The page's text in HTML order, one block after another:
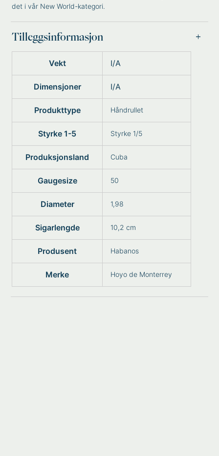
det i vår New World-kategori.
Tilleggsinformasjon
Vekt I/A
Dimensjoner I/A
Produkttype Håndrullet
Styrke 1-5 Styrke 1/5
Produksjonsland Cuba
Gaugesize 50
Diameter 1,98
Sigarlengde 10,2 cm
Produsent Habanos
Merke Hoyo de Monterrey